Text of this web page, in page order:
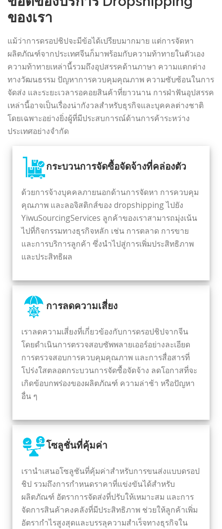
ของเรา
แม้ว่าการดรอปชิปจะมีข้อได้เปรียบมากมาย แต่การจัดหา
ผลิตภัณฑ์จากประเทศจีนก็มาพร้อมกับความท้าทายในตัวเอง
ความท้าทายเหล่านี้รวมถึงอุปสรรคด้านภาษา ความแตกต่าง
ทางวัฒนธรรม ปัญหาการควบคุมคุณภาพ ความซับซ้อนในการ
จัดส่ง และระยะเวลารอคอยสินค้าที่ยาวนาน การฝ่าฟันอุปสรรค
เหล่านี้อาจเป็นเรื่องน่ากังวลสำหรับธุรกิจและบุคคลต่างชาติ
โดยเฉพาะอย่างยิ่งผู้ที่มีประสบการณ์ด้านการค้าระหว่าง
ประเทศอย่างจำกัด
กระบวนการจัดซื้อจัดจ้างที่คล่องตัว
ด้วยการจ้างบุคคลภายนอกด้านการจัดหา การควบคุม
คุณภาพ และลอจิสติกส์ของ dropshipping ไปยัง
YiwuSourcingServices ลูกค้าของเราสามารถมุ่งเน้น
ไปที่กิจกรรมทางธุรกิจหลัก เช่น การตลาด การขาย
และการบริการลูกค้า ซึ่งนำไปสู่การเพิ่มประสิทธิภาพ
และประสิทธิผล
การลดความเสี่ยง
เราลดความเสี่ยงที่เกี่ยวข้องกับการดรอปชิปจากจีน
โดยดำเนินการตรวจสอบซัพพลายเออร์อย่างละเอียด
การตรวจสอบการควบคุมคุณภาพ และการสื่อสารที่
โปร่งใสตลอดกระบวนการจัดซื้อจัดจ้าง ลดโอกาสที่จะ
เกิดข้อบกพร่องของผลิตภัณฑ์ ความล่าช้า หรือปัญหา
อื่น ๆ
โซลูชั่นที่คุ้มค่า
เรานำเสนอโซลูชันที่คุ้มค่าสำหรับการขนส่งแบบดรอป
ชิป รวมถึงการกำหนดราคาที่แข่งขันได้สำหรับ
ผลิตภัณฑ์ อัตราการจัดส่งที่ปรับให้เหมาะสม และการ
จัดการสินค้าคงคลังที่มีประสิทธิภาพ ช่วยให้ลูกค้าเพิ่ม
อัตรากำไรสูงสุดและบรรลุความสำเร็จทางธุรกิจใน